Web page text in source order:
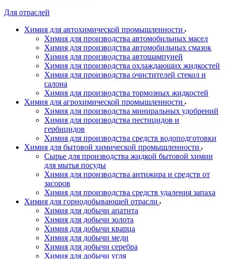
Для отраслей
Химия для автохимической промышленности
Химия для производства автомобильных масел
Химия для производства автомобильных смазок
Химия для производства автошампуней
Химия для производства охлаждающих жидкостей
Химия для производства очистителей стекол и
салона
Химия для производства тормозных жидкостей
Химия для агрохимической промышленности
Химия для производства миниральных удобрений
Химия для производства пестицидов и
гербицидов
Химия для производства средств водоподготовки
Химия для бытовой химической промышленности
Сырье для производства жидкой бытовой химии
для мытья посуды
Химия для производства антижира и средств от
засоров
Химия для производства средств удаления запаха
Химия для горнодобывающей отрасли
Химия для добычи апатита
Химия для добычи золота
Химия для добычи кварца
Химия для добычи меди
Химия для добычи серебра
Химия для добычи угля